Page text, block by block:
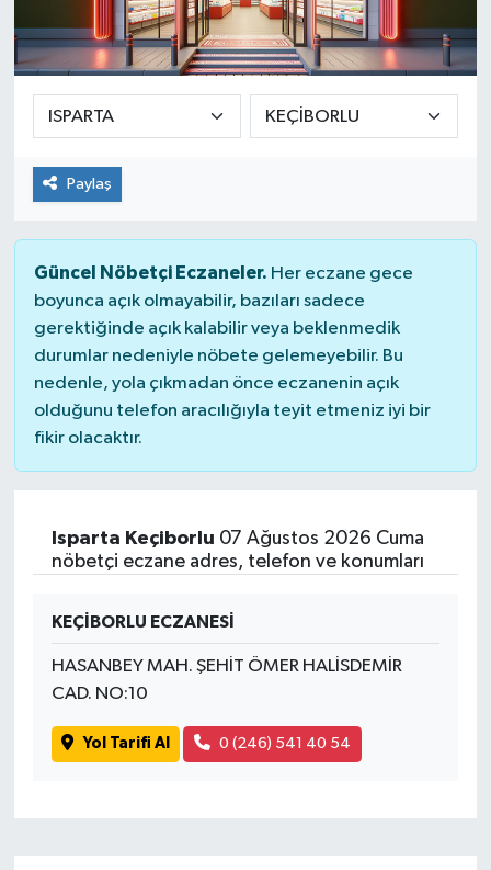
Paylaş
Güncel Nöbetçi Eczaneler. Her eczane gece
boyunca açık olmayabilir, bazıları sadece
gerektiğinde açık kalabilir veya beklenmedik
durumlar nedeniyle nöbete gelemeyebilir. Bu
nedenle, yola çıkmadan önce eczanenin açık
olduğunu telefon aracılığıyla teyit etmeniz iyi bir
fikir olacaktır.
Isparta Keçiborlu 07 Ağustos 2026 Cuma
nöbetçi eczane adres, telefon ve konumları
KEÇİBORLU ECZANESİ
HASANBEY MAH. ŞEHİT ÖMER HALİSDEMİR
CAD. NO:10
Yol Tarifi Al 0 (246) 541 40 54
Yaşam